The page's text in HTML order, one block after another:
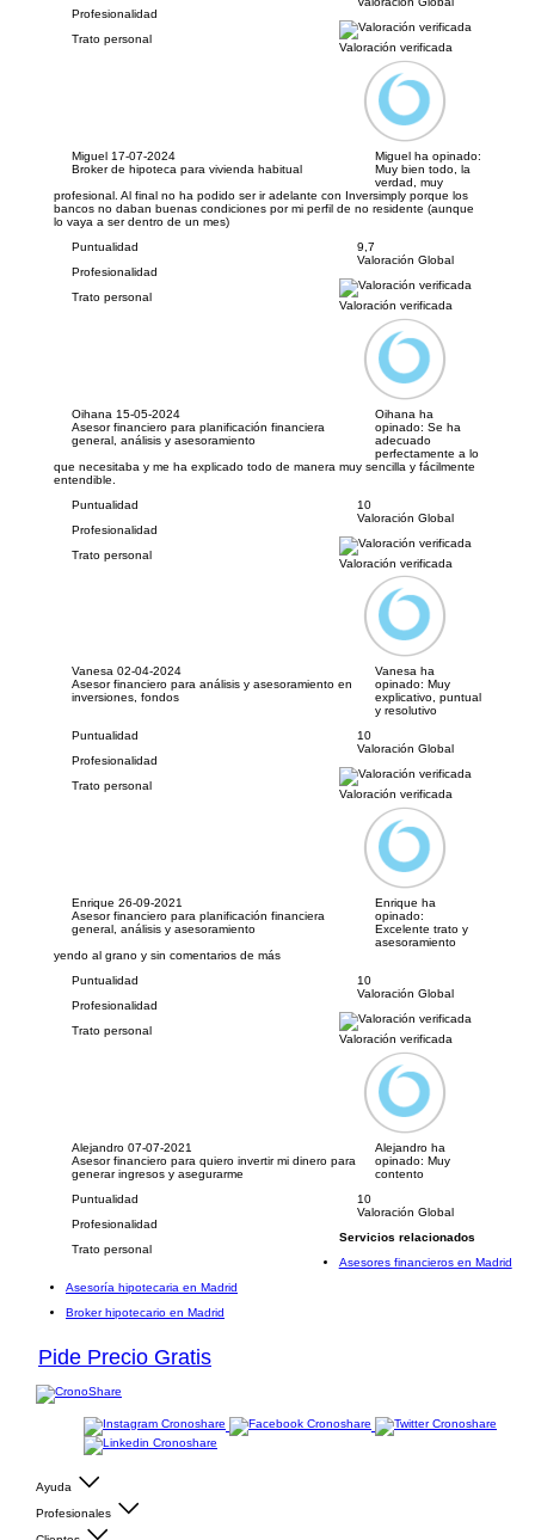
Profesionalidad
Trato personal
Valoración verificada
Miguel 17-07-2024
Broker de hipoteca para vivienda habitual
Miguel ha opinado:
Muy bien todo, la
verdad, muy
profesional. Al final no ha podido ser ir adelante con Inversimply porque los
bancos no daban buenas condiciones por mi perfil de no residente (aunque
lo vaya a ser dentro de un mes)
Puntualidad
Profesionalidad
Trato personal
9,7
Valoración Global
Valoración verificada
Oihana 15-05-2024
Asesor financiero para planificación financiera
general, análisis y asesoramiento
Oihana ha
opinado: Se ha
adecuado
perfectamente a lo
que necesitaba y me ha explicado todo de manera muy sencilla y fácilmente
entendible.
Puntualidad
Profesionalidad
Trato personal
10
Valoración Global
Valoración verificada
Vanesa 02-04-2024
Asesor financiero para análisis y asesoramiento en
inversiones, fondos
Vanesa ha
opinado: Muy
explicativo, puntual
y resolutivo
Puntualidad
Profesionalidad
Trato personal
10
Valoración Global
Valoración verificada
Enrique 26-09-2021
Asesor financiero para planificación financiera
general, análisis y asesoramiento
Enrique ha
opinado:
Excelente trato y
asesoramiento
yendo al grano y sin comentarios de más
Puntualidad
Profesionalidad
Trato personal
10
Valoración Global
Valoración verificada
Alejandro 07-07-2021
Asesor financiero para quiero invertir mi dinero para
generar ingresos y asegurarme
Alejandro ha
opinado: Muy
contento
Puntualidad
Profesionalidad
Trato personal
10
Valoración Global
Servicios relacionados
Asesores financieros en Madrid
Asesoría hipotecaria en Madrid
Broker hipotecario en Madrid
Pide Precio Gratis
Ayuda
Profesionales